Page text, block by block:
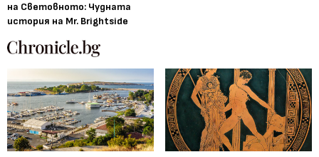
на Световното: Чудната
история на Mr. Brightside